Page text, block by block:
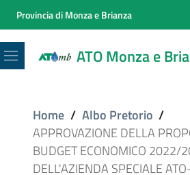
Provincia di Monza e Brianza
ATO Monza e
Menu
Home / Albo Pretorio /
APPROVAZIONE DELLA
BUDGET ECONOMICO 2022/
DELL'AZIENDA SPECIALE